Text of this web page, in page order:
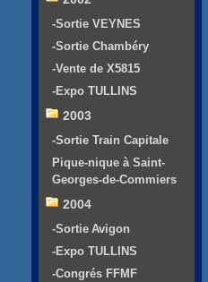
-Sortie VEYNES
-Sortie Chambéry
-Vente de X5815
-Expo TULLINS
2003
-Sortie Train Capitale
Pique-nique à Saint-
Georges-de-Commiers
2004
-Sortie Avigon
-Expo TULLINS
-Congrés FFMF